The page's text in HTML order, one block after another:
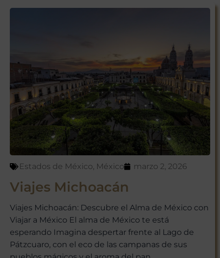
Estados de México, México marzo 2, 2026
Viajes Michoacán
Viajes Michoacán: Descubre el Alma de México con
Viajar a México El alma de México te está
esperando Imagina despertar frente al Lago de
Pátzcuaro, con el eco de las campanas de sus